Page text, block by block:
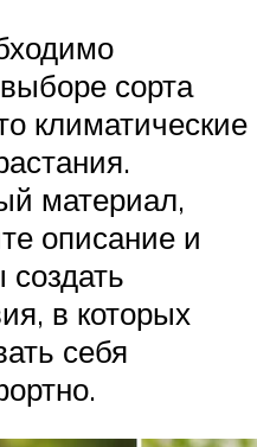
сорта
климатические
материал,
описание и
в которых
себя